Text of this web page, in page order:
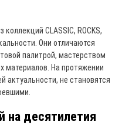
CLASSIC, ROCKS,
Они отличаются
палитрой, мастерством
материалов. На протяжении
актуальности, не становятся
на десятилетия